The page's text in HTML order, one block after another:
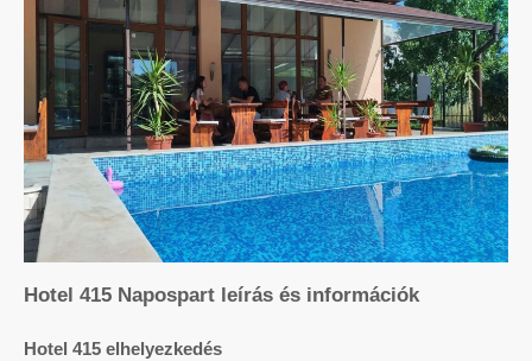
Hotel 415 Napospart leírás és információk
Hotel 415 elhelyezkedés